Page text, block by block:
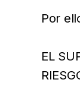
Por
EL